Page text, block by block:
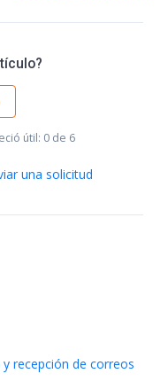
útil: 0 de 6
una solicitud
recepción de correos